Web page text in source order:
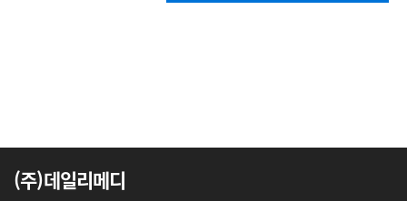
(주)데일리메디